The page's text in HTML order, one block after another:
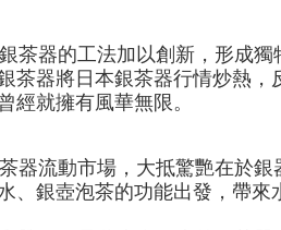
茶器的工法加以創新，形成獨
茶器將日本銀茶器行情炒熱，
經就擁有風華無限。
器流動市場，大抵驚艷在於銀
、銀壺泡茶的功能出發，帶來